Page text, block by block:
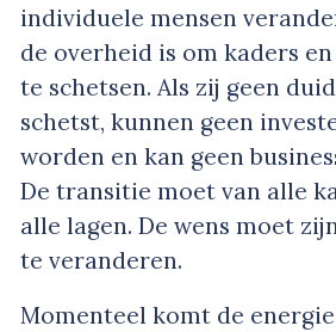
individuele mensen
de overheid is om kaders
te schetsen. Als zij geen
schetst, kunnen geen
worden en kan geen
De transitie moet van alle
alle lagen. De wens moet
te veranderen.
Momenteel komt de